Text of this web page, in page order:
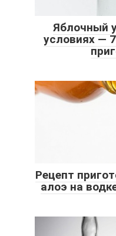
Яблочный
условиях —
Рецепт
алоэ на